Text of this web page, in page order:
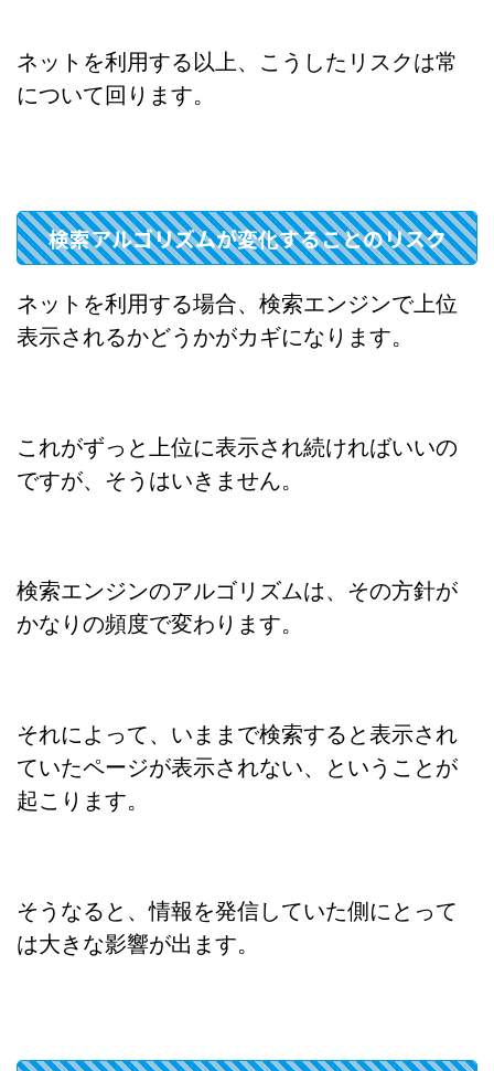
ネットを利用する以上、こうしたリスクは常
について回ります。
検索アルゴリズムが変化することのリスク
ネットを利用する場合、検索エンジンで上位
表示されるかどうかがカギになります。
これがずっと上位に表示され続ければいいの
ですが、そうはいきません。
検索エンジンのアルゴリズムは、その方針が
かなりの頻度で変わります。
それによって、いままで検索すると表示され
ていたページが表示されない、ということが
起こります。
そうなると、情報を発信していた側にとって
は大きな影響が出ます。